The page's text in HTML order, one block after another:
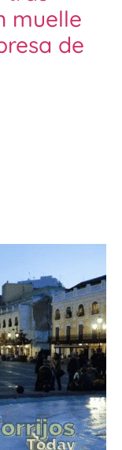
muelle
de